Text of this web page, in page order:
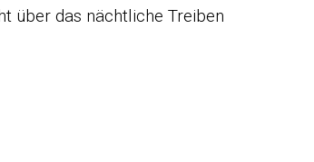
über das nächtliche Treiben